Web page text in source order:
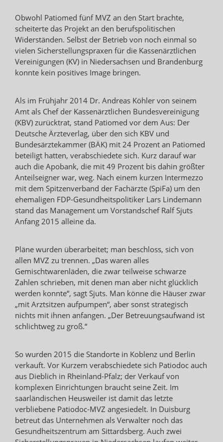
Obwohl Patiomed fünf MVZ an den Start brachte,
scheiterte das Projekt an den berufspolitischen
Widerständen. Selbst der Betrieb von noch einmal so
vielen Sicherstellungspraxen für die Kassenärztlichen
Vereinigungen (KV) in Niedersachsen und Brandenburg
konnte kein positives Image bringen.
Als im Frühjahr 2014 Dr. Andreas Köhler von seinem
Amt als Chef der Kassenärztlichen Bundesvereinigung
(KBV) zurücktrat, stand Patiomed vor dem Aus: Der
Deutsche Ärzteverlag, über den sich KBV und
Bundesärztekammer (BÄK) mit 24 Prozent an Patiomed
beteiligt hatten, verabschiedete sich. Kurz darauf war
auch die Apobank, die mit 49 Prozent bis dahin größter
Anteilseigner war, weg. Nach einem kurzen Intermezzo
mit dem Spitzenverband der Fachärzte (SpiFa) um den
ehemaligen FDP-Gesundheitspolitiker Lars Lindemann
stand das Management um Vorstandschef Ralf Sjuts
Anfang 2015 alleine da.
Pläne wurden überarbeitet; man beschloss, sich von
allen MVZ zu trennen. „Das waren alles
Gemischtwarenläden, die zwar teilweise schwarze
Zahlen schrieben, mit denen man aber nicht glücklich
werden konnte“, sagt Sjuts. Man könne die Häuser zwar
„mit Arztsitzen aufpumpen“, aber sonst strategisch
nichts mit ihnen anfangen. „Der Betreuungsaufwand ist
schlichtweg zu groß.“
So wurden 2015 die Standorte in Koblenz und Berlin
verkauft. Vor Kurzem verabschiedete sich Patiodoc auch
aus Dieblich in Rheinland-Pfalz; der Verkauf von
komplexen Einrichtungen braucht seine Zeit. Im
saarländischen Heusweiler ist damit das letzte
verbliebene Patiodoc-MVZ angesiedelt. In Duisburg
betreut das Unternehmen als Verwalter noch das
Gesundheitszentrum am Sittardsberg. Auch zwei